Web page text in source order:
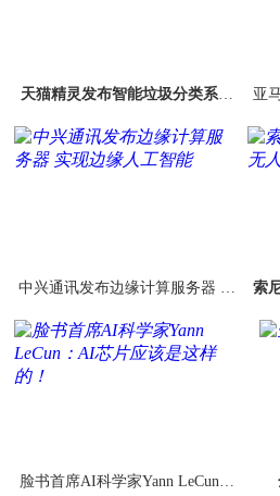
天猫精灵发布智能垃圾分类系统
亚
中兴通讯发布边缘计算服务器 实
索
脸书首席AI科学家Yann LeCun：